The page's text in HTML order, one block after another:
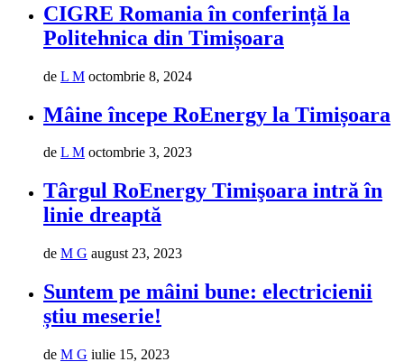
CIGRE Romania în conferință la
Politehnica din Timișoara
de L M octombrie 8, 2024
Mâine începe RoEnergy la Timișoara
de L M octombrie 3, 2023
Târgul RoEnergy Timişoara intră în
linie dreaptă
de M G august 23, 2023
Suntem pe mâini bune: electricienii
știu meserie!
de M G iulie 15, 2023